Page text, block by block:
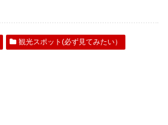
観光スポット(必ず見てみたい）